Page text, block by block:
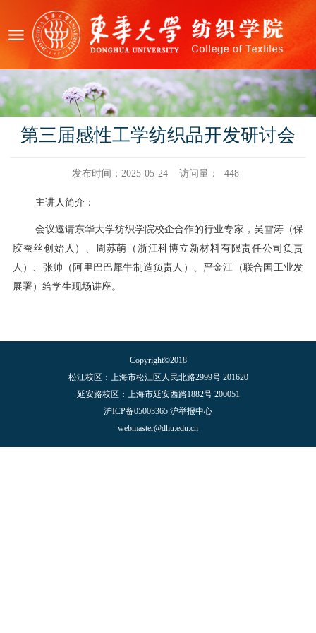
第三届感性工学纺织品开发研讨会
发布时间：2025-05-24 访问量： 448
主讲人简介：
会议邀请东华大学纺织学院校企合作的行业专家，吴雪涛（保
胶蚕丝创始人）、周苏萌（浙江科博立新材料有限责任公司负责
人）、张帅（阿里巴巴犀牛制造负责人）、严金江（联合国工业发
展署） 给学生现场讲座。
Copyright©2018
松江校区：上海市松江区人民北路2999号 201620
延安路校区：上海市延安西路1882号 200051
沪ICP备05003365 沪举报中心
webmaster@dhu.edu.cn